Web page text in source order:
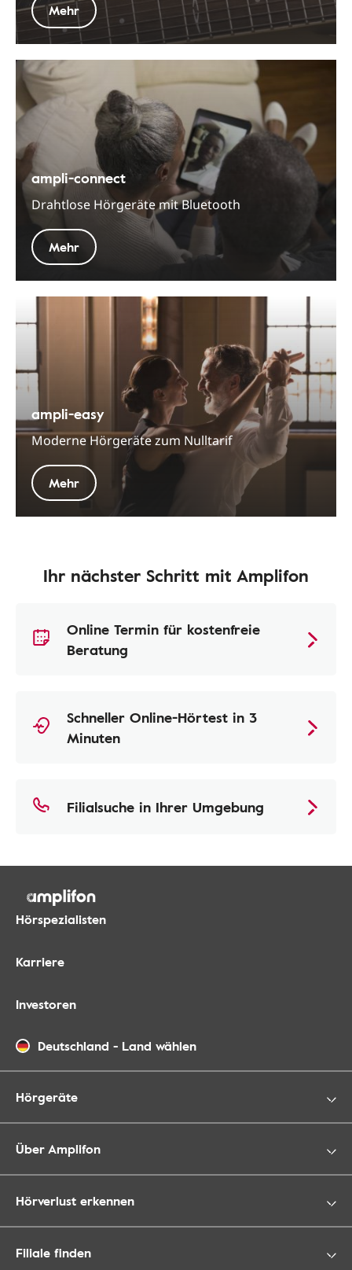
Mehr
ampli-connect
Drahtlose Hörgeräte mit Bluetooth
Mehr
ampli-easy
Moderne Hörgeräte zum Nulltarif
Mehr
Ihr nächster Schritt mit Amplifon
Online Termin für kostenfreie
Beratung
Schneller Online-Hörtest in 3
Minuten
Filialsuche in Ihrer Umgebung
Hörspezialisten
Karriere
Investoren
Deutschland - Land wählen
Hörgeräte
Über Amplifon
Hörverlust erkennen
Filiale finden